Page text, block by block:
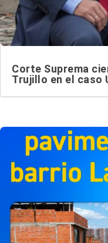
Corte Suprema
Trujillo en el caso